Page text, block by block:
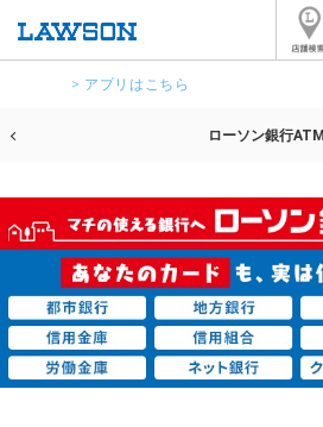
> アプリはこちら
ローソン銀行ATM